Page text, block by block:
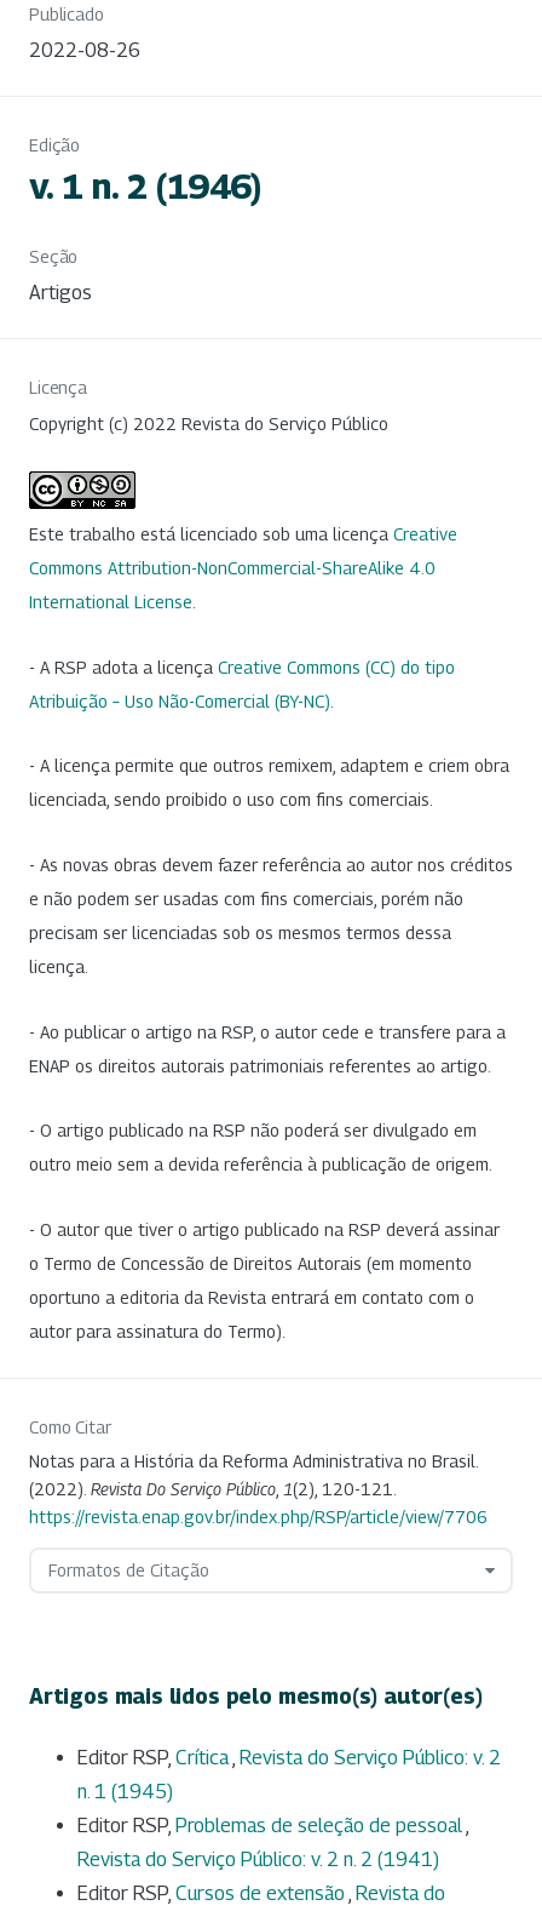
Publicado
2022-08-26
Edição
v. 1 n. 2 (1946)
Seção
Artigos
Licença
Copyright (c) 2022 Revista do Serviço Público
Este trabalho está licenciado sob uma licença Creative
Commons Attribution-NonCommercial-ShareAlike 4.0
International License
- A RSP adota a licença Creative Commons (CC) do tipo
Atribuição – Uso Não-Comercial (BY-NC)
- A licença permite que outros remixem, adaptem e criem obra
licenciada, sendo proibido o uso com fins comerciais.
- As novas obras devem fazer referência ao autor nos créditos
e não podem ser usadas com fins comerciais, porém não
precisam ser licenciadas sob os mesmos termos dessa
licença.
- Ao publicar o artigo na RSP, o autor cede e transfere para a
ENAP os direitos autorais patrimoniais referentes ao artigo.
- O artigo publicado na RSP não poderá ser divulgado em
outro meio sem a devida referência à publicação de origem.
- O autor que tiver o artigo publicado na RSP deverá assinar
o Termo de Concessão de Direitos Autorais (em momento
oportuno a editoria da Revista entrará em contato com o
autor para assinatura do Termo).
Como Citar
Notas para a História da Reforma Administrativa no Brasil.
(2022). Revista Do Serviço Público 1(2), 120-121.
https://revista.enap.gov.br/index.php/RSP/article/view/7706
Formatos de Citação
Artigos mais lidos pelo mesmo(s) autor(es)
Editor RSP, Crítica, Revista do Serviço Público: v. 2
n. 1 (1945)
Editor RSP, Problemas de seleção de pessoal,
Revista do Serviço Público: v. 2 n. 2 (1941)
Editor RSP, Cursos de extensão , Revista do